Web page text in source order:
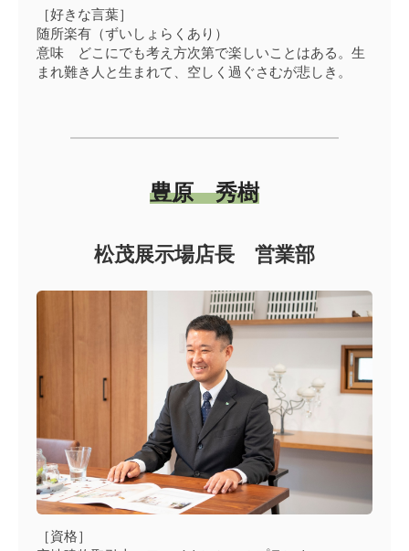
［好きな言葉］
随所楽有（ずいしょらくあり）
意味 どこにでも考え方次第で楽しいことはある。生
まれ難き人と生まれて、空しく過ぐさむが悲しき。
豊原 秀樹
松茂展示場店長 営業部
［資格］